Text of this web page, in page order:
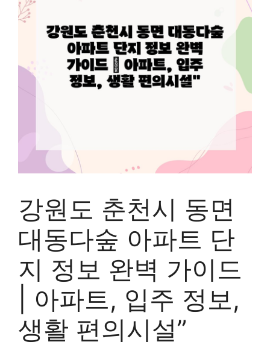
강원도 춘천시 동면
대동다숲 아파트 단
지 정보 완벽 가이드
| 아파트, 입주 정보,
생활 편의시설”